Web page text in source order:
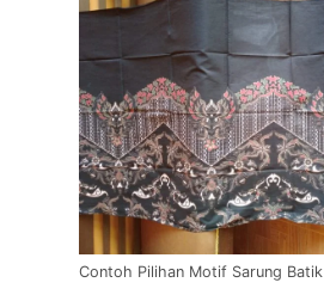
Contoh Pilihan Motif Sarung Batik